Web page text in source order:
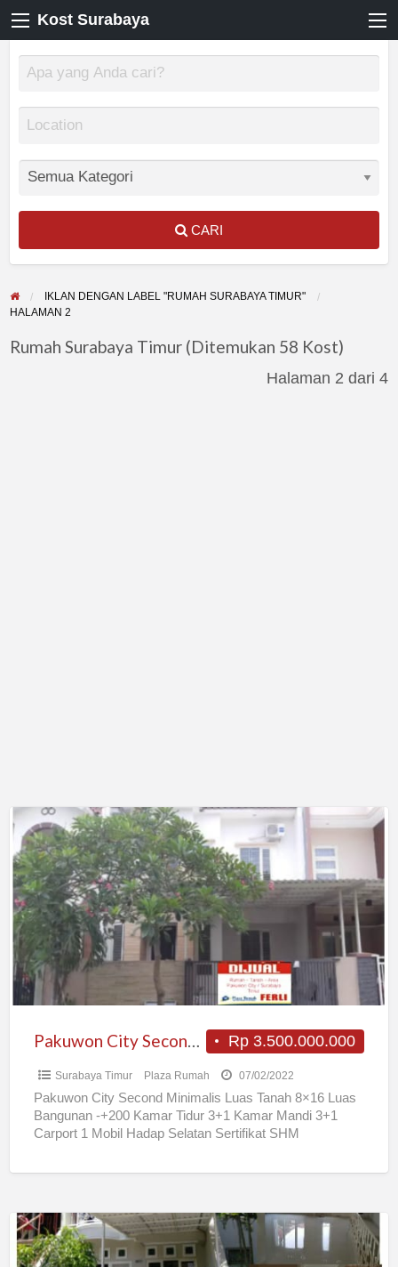
Kost Surabaya
CARI
IKLAN DENGAN LABEL "RUMAH SURABAYA TIMUR"
HALAMAN 2
Rumah Surabaya Timur (Ditemukan 58 Kost)
Halaman 2 dari 4
Pakuwon
City
Second
Minimalis
Rp 3.500.000.000
Pakuwon City Second Minimalis
Surabaya Timur Plaza Rumah 07/02/2022
Pakuwon City Second Minimalis Luas Tanah 8×16 Luas
Bangunan -+200 Kamar Tidur 3+1 Kamar Mandi 3+1
Carport 1 Mobil Hadap Selatan Sertifikat SHM
Pakuwon
City